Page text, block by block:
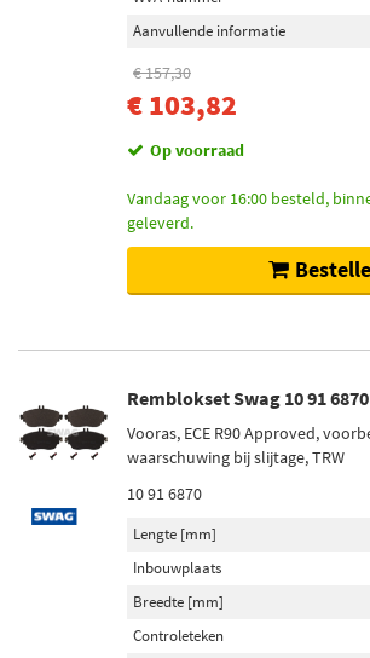
Aanvullende informatie
€ 157,30
€ 103,82
Op voorraad
Vandaag voor 16:00 besteld,
geleverd.
Remblokset Swag 10 91 6870
Vooras, ECE R90 Approved,
waarschuwing bij slijtage, TRW
10 91 6870
Lengte [mm]
Inbouwplaats
Breedte [mm]
Controleteken